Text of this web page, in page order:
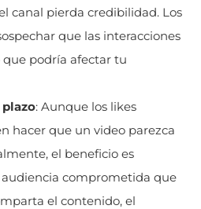
canal pierda credibilidad. Los
que las interacciones
que podría afectar tu
: Aunque los likes
hacer que un video parezca
el beneficio es
comprometida que
el contenido, el